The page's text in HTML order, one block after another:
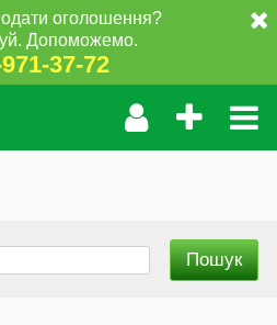
оголошення?
Допоможемо.
37-72